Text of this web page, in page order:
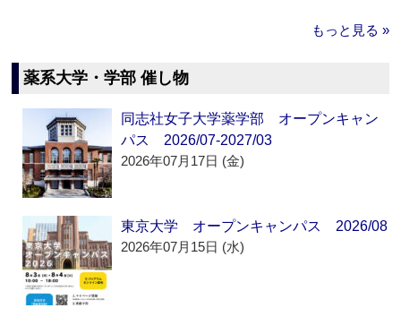
もっと見る »
薬系大学・学部 催し物
同志社女子大学薬学部 オープンキャン
パス 2026/07-2027/03
2026年07月17日 (金)
東京大学 オープンキャンパス 2026/08
2026年07月15日 (水)